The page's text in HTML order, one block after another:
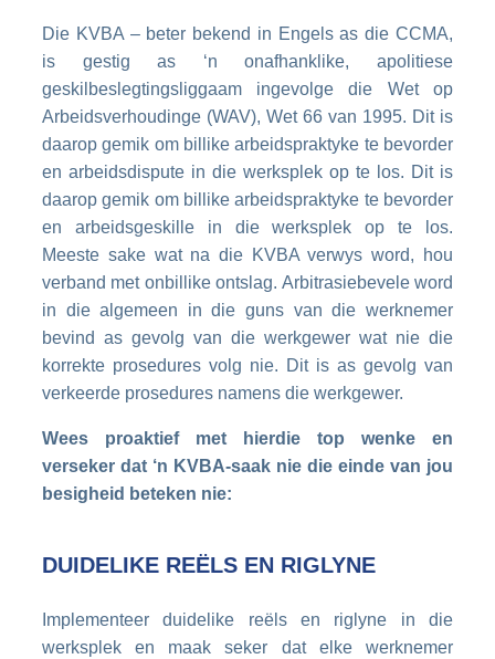
Die KVBA – beter bekend in Engels as die CCMA,
is gestig as ‘n onafhanklike, apolitiese
geskilbeslegtingsliggaam ingevolge die Wet op
Arbeidsverhoudinge (WAV), Wet 66 van 1995. Dit is
daarop gemik om billike arbeidspraktyke te bevorder
en arbeidsdispute in die werksplek op te los. Dit is
daarop gemik om billike arbeidspraktyke te bevorder
en arbeidsgeskille in die werksplek op te los.
Meeste sake wat na die KVBA verwys word, hou
verband met onbillike ontslag. Arbitrasiebevele word
in die algemeen in die guns van die werknemer
bevind as gevolg van die werkgewer wat nie die
korrekte prosedures volg nie. Dit is as gevolg van
verkeerde prosedures namens die werkgewer.
Wees proaktief met hierdie top wenke en
verseker dat ‘n KVBA-saak nie die einde van jou
besigheid beteken nie:
DUIDELIKE REËLS EN RIGLYNE
Implementeer duidelike reëls en riglyne in die
werksplek en maak seker dat elke werknemer